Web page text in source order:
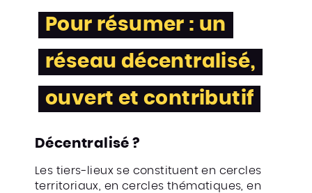
Pour résumer : un
réseau décentralisé,
ouvert et contributif
Décentralisé ?
Les tiers-lieux se constituent en cercles
territoriaux, en cercles thématiques, en